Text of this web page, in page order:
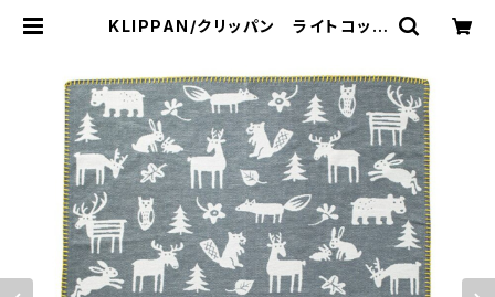
KLIPPAN/クリッパン ライトコット